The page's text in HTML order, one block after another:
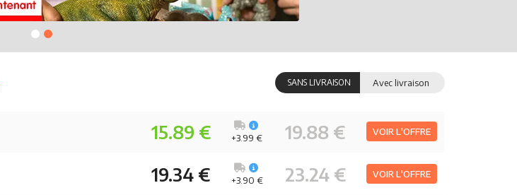
SANS LIVRAISON Avec livraison
15.89 € 19.88 € VOIR L'OFFRE
+3.99 €
19.34 € 23.24 € VOIR L'OFFRE
+3.90 €